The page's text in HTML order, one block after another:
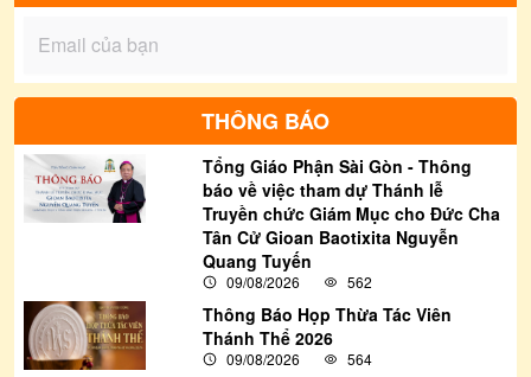
THÔNG BÁO
Tổng Giáo Phận Sài Gòn - Thông
báo về việc tham dự Thánh lễ
Truyền chức Giám Mục cho Đức Cha
Tân Cử Gioan Baotixita Nguyễn
Quang Tuyến
09/08/2026 562
Thông Báo Họp Thừa Tác Viên
Thánh Thể 2026
09/08/2026 564